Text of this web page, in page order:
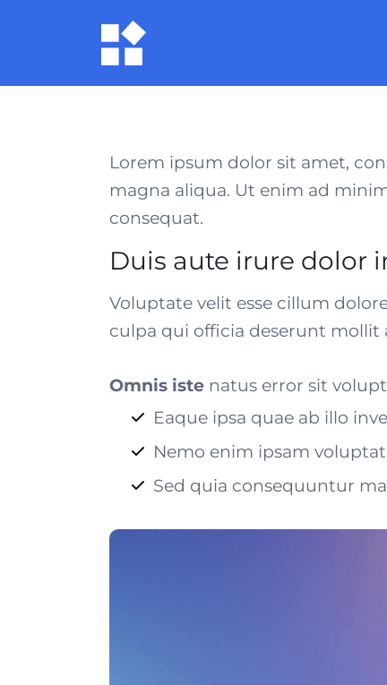
Lorem ipsum dolor sit amet,
magna aliqua. Ut enim ad
consequat.
Duis aute irure dolor
Voluptate velit esse cillum
culpa qui officia deserunt mollit
Omnis iste natus error sit
Eaque ipsa quae ab illo
Nemo enim ipsam
Sed quia consequuntur